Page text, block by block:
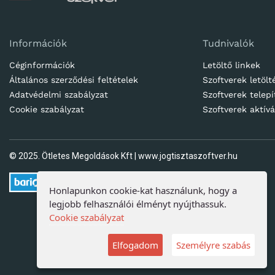
Információk
Céginformációk
Általános szerződési feltételek
Adatvédelmi szabályzat
Cookie szabályzat
Tudnivalók
Letöltő linkek
Szoftverek
Szoftverek
Szoftverek
© 2025. Ötletes Megoldások Kft | www.jogtisztaszoftver.hu
Árukereső.hu
Honlapunkon cookie-kat használunk, hogy a
legjobb felhasználói élményt nyújthassuk.
Cookie szabályzat
Elfogadom Személyre szabás